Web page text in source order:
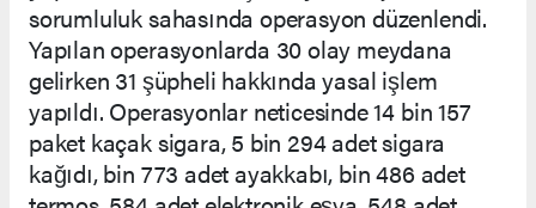
sorumluluk sahasında operasyon düzenlendi.
Yapılan operasyonlarda 30 olay meydana
gelirken 31 şüpheli hakkında yasal işlem
yapıldı. Operasyonlar neticesinde 14 bin 157
paket kaçak sigara, 5 bin 294 adet sigara
kağıdı, bin 773 adet ayakkabı, bin 486 adet